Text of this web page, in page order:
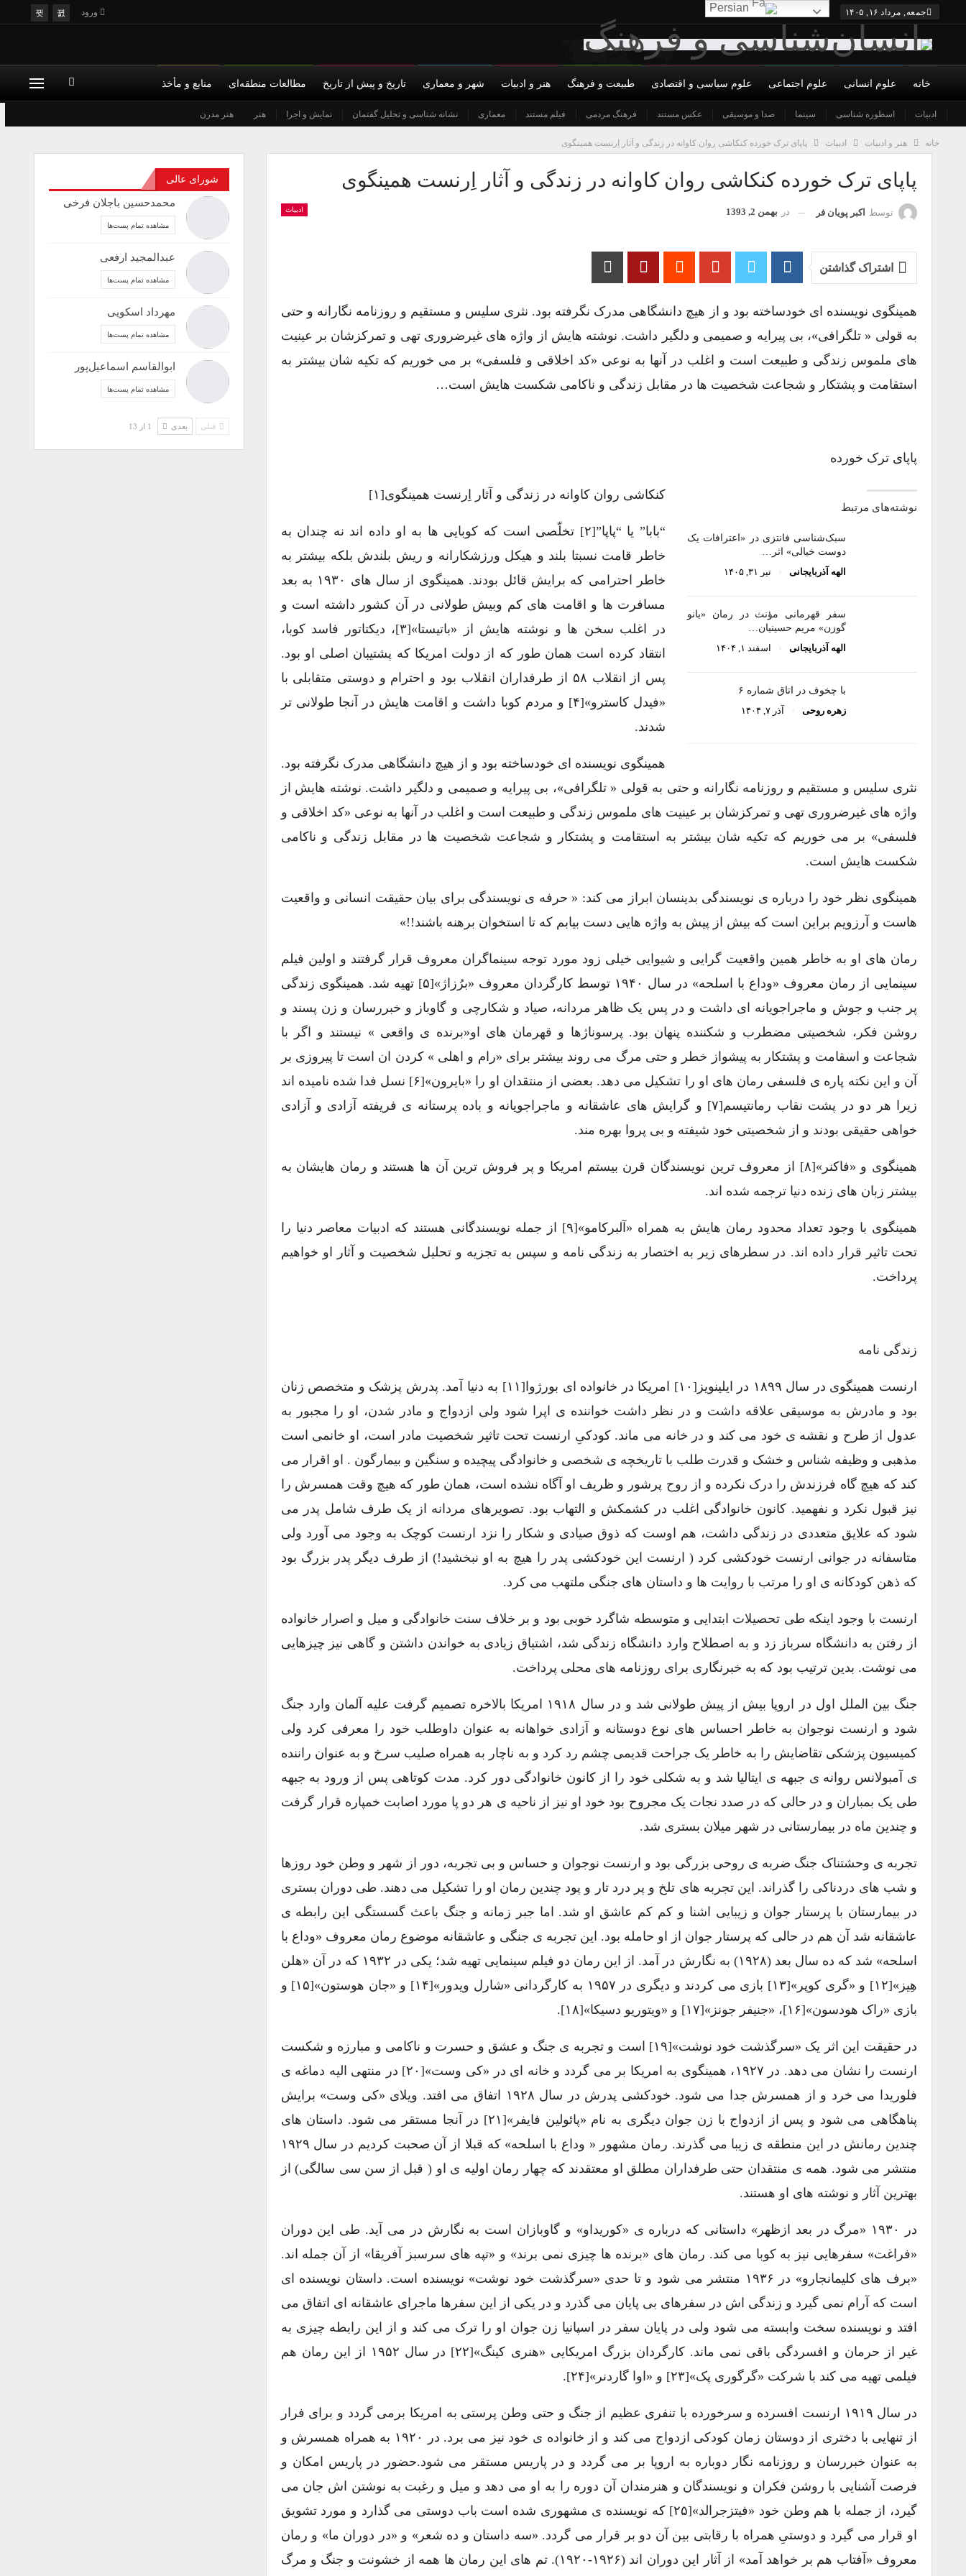
ورود جمعه, مرداد ۱۶, ۱۴۰۵
خانه
درباره ما شورای عالی نویسندگان شرایط همکاری و عضویت تماس با ما حمایت مالی حریم خصوصی
علوم انسانی علوم اجتماعی علوم سیاسی و اقتصادی طبیعت و فرهنگ هنر و ادبیات
ادبیات اسطوره شناسی سینما صدا و موسیقی عکس مستند فرهنگ مردمی فیلم مستند معماری نشانه شناسی و تحلیل گفتمان نمایش و اجرا هنر هنر مدرن
شهر و معماری تاریخ و پیش از تاریخ مطالعات منطقه‌ای منابع و مأخذ
خانه هنر و ادبیات ادبیات پاپای ترک خورده کنکاشی روان کاوانه در زندگی و آثار اِرنست همینگوی
پاپای ترک خورده کنکاشی روان کاوانه در زندگی و آثار اِرنست همینگوی
ادبیات توسط اکبر پویان فر در بهمن 2, 1393
اشتراک گذاشتن
همینگوی نویسنده ای خودساخته بود و از هیچ دانشگاهی مدرک نگرفته بود. نثری سلیس و مستقیم و روزنامه نگارانه و حتی
به قولی « تلگرافی»، بی پیرایه و صمیمی و دلگیر داشت. نوشته هایش از واژه های غیرضروری تهی و تمرکزشان بر عینیت
های ملموس زندگی و طبیعت است و اغلب در آنها به نوعی «کد اخلاقی و فلسفی» بر می خوریم که تکیه شان بیشتر به
استقامت و پشتکار و شجاعت شخصیت ها در مقابل زندگی و ناکامی شکست هایش است…
پاپای ترک خورده
نوشته‌های مرتبط
سبک‌شناسی فانتزی در «اعترافات یک
دوست خیالی» اثر…
الهه آذربایجانی
تیر ۳۱, ۱۴۰۵
سفر قهرمانی مؤنث در رمان «بانو
گوزن» مریم حسینیان…
الهه آذربایجانی
اسفند ۱, ۱۴۰۴
با چخوف در اتاق شماره ۶
زهره روحی
آذر ۷, ۱۴۰۴
کنکاشی روان کاوانه در زندگی و آثار اِرنست همینگوی[۱]
“بابا” یا “پاپا”[۲] تخلّصی است که کوبایی ها به او داده اند نه چندان به
خاطر قامت نسبتا بلند و هیکل ورزشکارانه و ریش بلندش بلکه بیشتر به
خاطر احترامی که برایش قائل بودند. همینگوی از سال های ۱۹۳۰ به بعد
مسافرت ها و اقامت های کم وبیش طولانی در آن کشور داشته است و
در اغلب سخن ها و نوشته هایش از «باتیستا»[۳]، دیکتاتور فاسد کوبا،
انتقاد کرده است همان طور که از دولت امریکا که پشتیبان اصلی او بود.
پس از انقلاب ۵۸ از طرفداران انقلاب بود و احترام و دوستی متقابلی با
«فیدل کاسترو»[۴] و مردم کوبا داشت و اقامت هایش در آنجا طولانی تر
شدند.
همینگوی نویسنده ای خودساخته بود و از هیچ دانشگاهی مدرک نگرفته بود.
نثری سلیس و مستقیم و روزنامه نگارانه و حتی به قولی « تلگرافی»، بی پیرایه و صمیمی و دلگیر داشت. نوشته هایش از
واژه های غیرضروری تهی و تمرکزشان بر عینیت های ملموس زندگی و طبیعت است و اغلب در آنها به نوعی «کد اخلاقی و
فلسفی» بر می خوریم که تکیه شان بیشتر به استقامت و پشتکار و شجاعت شخصیت ها در مقابل زندگی و ناکامی
شکست هایش است.
همینگوی نظر خود را درباره ی نویسندگی بدینسان ابراز می کند: « حرفه ی نویسندگی برای بیان حقیقت انسانی و واقعیت
هاست و آرزویم براین است که بیش از پیش به واژه هایی دست بیابم که تا استخوان برهنه باشند!!»
رمان های او به خاطر همین واقعیت گرایی و شیوایی خیلی زود مورد توجه سینماگران معروف قرار گرفتند و اولین فیلم
سینمایی از رمان معروف «وداع با اسلحه» در سال ۱۹۴۰ توسط کارگردان معروف «برُزاژ»[۵] تهیه شد. همینگوی زندگی
پر جنب و جوش و ماجراجویانه ای داشت و در پس یک ظاهر مردانه، صیاد و شکارچی و گاوباز و خبررسان و زن پسند و
روشن فکر، شخصیتی مضطرب و شکننده پنهان بود. پرسوناژها و قهرمان های او«برنده ی واقعی » نیستند و اگر با
شجاعت و اسقامت و پشتکار به پیشواز خطر و حتی مرگ می روند بیشتر برای «رام و اهلی » کردن ان است تا پیروزی بر
آن و این نکته پاره ی فلسفی رمان های او را تشکیل می دهد. بعضی از منتقدان او را «بایرون»[۶] نسل فدا شده نامیده اند
زیرا هر دو در پشت نقاب رمانتیسم[۷] و گرایش های عاشقانه و ماجراجویانه و باده پرستانه ی فریفته آزادی و آزادی
خواهی حقیقی بودند و از شخصیتی خود شیفته و بی پروا بهره مند.
همینگوی و «فاکنر»[۸] از معروف ترین نویسندگان قرن بیستم امریکا و پر فروش ترین آن ها هستند و رمان هایشان به
بیشتر زبان های زنده دنیا ترجمه شده اند.
همینگوی با وجود تعداد محدود رمان هایش به همراه «آلبرکامو»[۹] از جمله نویسندگانی هستند که ادبیات معاصر دنیا را
تحت تاثیر قرار داده اند. در سطرهای زیر به اختصار به زندگی نامه و سپس به تجزیه و تحلیل شخصیت و آثار او خواهیم
پرداخت.
زندگی نامه
ارنست همینگوی در سال ۱۸۹۹ در ایلینویز[۱۰] امریکا در خانواده ای بورژوا[۱۱] به دنیا آمد. پدرش پزشک و متخصص زنان
بود و مادرش به موسیقی علاقه داشت و در نظر داشت خواننده ی اپرا شود ولی ازدواج و مادر شدن، او را مجبور به
عدول از طرح و نقشه ی خود می کند و در خانه می ماند. کودکیِ ارنست تحت تاثیر شخصیت مادر است، او خانمی است
مذهبی و وظیفه شناس و خشک و قدرت طلب با تاریخچه ی شخصی و خانوادگی پیچیده و سنگین و بیمارگون . او اقرار می
کند که هیچ گاه فرزندش را درک نکرده و از روح پرشور و ظریف او آگاه نشده است، همان طور که هیچ وقت همسرش را
نیز قبول نکرد و نفهمید. کانون خانوادگی اغلب در کشمکش و التهاب بود. تصویرهای مردانه از یک طرف شامل پدر می
شود که علایق متعددی در زندگی داشت، هم اوست که ذوق صیادی و شکار را نزد ارنست کوچک به وجود می آورد ولی
متاسفانه در جوانی ارنست خودکشی کرد ( ارنست این خودکشی پدر را هیچ به او نبخشید!) از طرف دیگر پدر بزرگ بود
که ذهن کودکانه ی او را مرتب با روایت ها و داستان های جنگی ملتهب می کرد.
ارنست با وجود اینکه طی تحصیلات ابتدایی و متوسطه شاگرد خوبی بود و بر خلاف سنت خانوادگی و میل و اصرار خانواده
از رفتن به دانشگاه سرباز زد و به اصطلاح وارد دانشگاه زندگی شد، اشتیاق زیادی به خواندن داشتن و گاهی نیز چیزهایی
می نوشت. بدین ترتیب بود که به خبرنگاری برای روزنامه های محلی پرداخت.
جنگ بین الملل اول در اروپا بیش از پیش طولانی شد و در سال ۱۹۱۸ امریکا بالاخره تصمیم گرفت علیه آلمان وارد جنگ
شود و ارنست نوجوان به خاطر احساس های نوع دوستانه و آزادی خواهانه به عنوان داوطلب خود را معرفی کرد ولی
کمیسیون پزشکی تقاضایش را به خاطر یک جراحت قدیمی چشم رد کرد و به ناچار به همراه صلیب سرخ و به عنوان راننده
ی آمبولانس روانه ی جبهه ی ایتالیا شد و به شکلی خود را از کانون خانوادگی دور کرد. مدت کوتاهی پس از ورود به جبهه
طی یک بمباران و در حالی که در صدد نجات یک مجروح بود خود او نیز از ناحیه ی هر دو پا مورد اصابت خمپاره قرار گرفت
و چندین ماه در بیمارستانی در شهر میلان بستری شد.
تجربه ی وحشتناک جنگ ضربه ی روحی بزرگی بود و ارنست نوجوان و حساس و بی تجربه، دور از شهر و وطن خود روزها
و شب های دردناکی را گذراند. این تجربه های تلخ و پر درد تار و پود چندین رمان او را تشکیل می دهند. طی دوران بستری
در بیمارستان با پرستار جوان و زیبایی اشنا و کم کم عاشق او شد. اما جبر زمانه و جنگ باعث گسستگی این رابطه ی
عاشقانه شد آن هم در حالی که پرستار جوان از او حامله بود. این تجربه ی جنگی و عاشقانه موضوع رمان معروف «وداع با
اسلحه» شد که ده سال بعد (۱۹۲۸) به نگارش در آمد. از این رمان دو فیلم سینمایی تهیه شد؛ یکی در ۱۹۳۲ که در آن «هلن
هِیز»[۱۲] و «گری کوپر»[۱۳] بازی می کردند و دیگری در ۱۹۵۷ به کارگردانی «شارل ویدور»[۱۴] و «جان هوستون»[۱۵] و
بازی «راک هودسون»[۱۶]، «جنیفر جونز»[۱۷] و «ویتوریو دسیکا»[۱۸].
در حقیقت این اثر یک «سرگذشت خود نوشت»[۱۹] است و تجربه ی جنگ و عشق و حسرت و ناکامی و مبارزه و شکست
ارنست را نشان می دهد. در ۱۹۲۷، همینگوی به امریکا بر می گردد و خانه ای در «کی وست»[۲۰] در منتهی الیه دماغه ی
فلوریدا می خرد و از همسرش جدا می شود. خودکشی پدرش در سال ۱۹۲۸ اتفاق می افتد. ویلای «کی وست» برایش
پناهگاهی می شود و پس از ازدواج با زن جوان دیگری به نام «پائولین فایفر»[۲۱] در آنجا مستقر می شود. داستان های
چندین رمانش در این منطقه ی زیبا می گذرند. رمان مشهور « وداع با اسلحه» که قبلا از آن صحبت کردیم در سال ۱۹۲۹
منتشر می شود. همه ی منتقدان حتی طرفداران مطلق او معتقدند که چهار رمان اولیه ی او ( قبل از سن سی سالگی) از
بهترین آثار و نوشته های او هستند.
در ۱۹۳۰ «مرگ در بعد ازظهر» داستانی که درباره ی «کوریداو» و گاوبازان است به نگارش در می آید. طی این دوران
«فراغت» سفرهایی نیز به کوبا می کند. رمان های «برنده ها چیزی نمی برند» و «تپه های سرسبز آفریقا» از آن جمله اند.
«برف های کلیمانجارو» در ۱۹۳۶ منتشر می شود و تا حدی «سرگذشت خود نوشت» نویسنده است. داستان نویسنده ای
است که آرام نمی گیرد و زندگی اش در سفرهای بی پایان می گذرد و در یکی از این سفرها ماجرای عاشقانه ای اتفاق می
افتد و نویسنده سخت وابسته می شود ولی در پایان سفر در اسپانیا زن جوان او را ترک می کند و از این رابطه چیزی به
غیر از حرمان و افسردگی باقی نمی ماند. کارگردان بزرگ امریکایی «هنری کینگ»[۲۲] در سال ۱۹۵۲ از این رمان هم
فیلمی تهیه می کند با شرکت «گرگوری پک»[۲۳] و «اوا گاردنر»[۲۴].
در سال ۱۹۱۹ ارنست افسرده و سرخورده با تنفری عظیم از جنگ و حتی وطن پرستی به امریکا برمی گردد و برای فرار
از تنهایی با دختری از دوستان زمان کودکی ازدواج می کند و از خانواده ی خود نیز می برد. در ۱۹۲۰ به همراه همسرش و
به عنوان خبررسان و روزنامه نگار دوباره به اروپا بر می گردد و در پاریس مستقر می شود.حضور در پاریس امکان و
فرصت آشنایی با روشن فکران و نویسندگان و هنرمندان آن دوره را به او می دهد و میل و رغبت به نوشتن اش جان می
گیرد، از جمله با هم وطن خود «فیتزجرالد»[۲۵] که نویسنده ی مشهوری شده است باب دوستی می گذارد و مورد تشویق
او قرار می گیرد و دوستیِ همراه با رقابتی بین آن دو بر قرار می گردد. «سه داستان و ده شعر» و «در دوران ما» و رمان
معروف «آفتاب هم بر خواهد آمد» از آثار این دوران اند (۱۹۲۶-۱۹۲۰). تم های این رمان ها همه از خشونت و جنگ و مرگ
شورای عالی
محمدحسین باجلان فرخی
مشاهده تمام پست‌ها
عبدالمجید ارفعی
مشاهده تمام پست‌ها
مهرداد اسکویی
مشاهده تمام پست‌ها
ابوالقاسم اسماعیل‌پور
مشاهده تمام پست‌ها
قبلی بعدی 1 از 13